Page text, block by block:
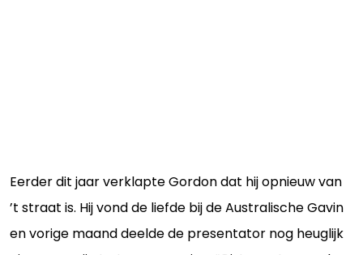
Eerder dit jaar verklapte Gordon dat hij opnieuw van
’t straat is. Hij vond de liefde bij de Australische Gavin
en vorige maand deelde de presentator nog heuglijk